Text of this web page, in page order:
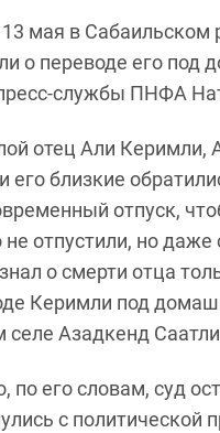
мая в Сабаильском
о переводе его под
службы ПНФА
отец Али Керимли,
близкие
отпуск,
не отпустили, но
о смерти отца
Керимли под
селе Азадкенд
по его словам, суд
с